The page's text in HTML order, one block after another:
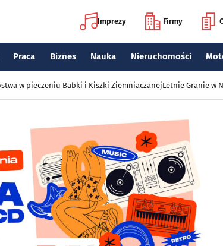
Imprezy Firmy
Praca Biznes Nauka Nieruchomości
w pieczeniu Babki i Kiszki ZiemniaczanejLetnie Granie w